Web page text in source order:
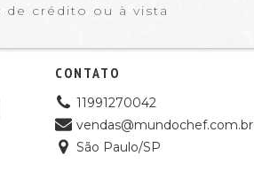
de crédito ou à vista
CONTATO
11991270042
vendas@mundochef.com.br
São Paulo/SP